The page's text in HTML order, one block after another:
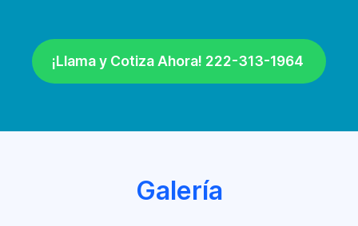
¡Llama y Cotiza Ahora! 222-313-1964
Galería